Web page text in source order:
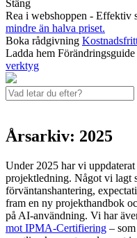
Stäng
Rea i webshoppen - Effektiv
mindre än halva priset.
Boka rådgivning
Ladda hem Förändringsguide
verktyg
Årsarkiv: 2025
Under 2025 har vi
projektledning. Något vi lagt
förväntanshantering,
fram en ny projekthandbok
på AI-användning. Vi har
mot IPMA-Certifiering –